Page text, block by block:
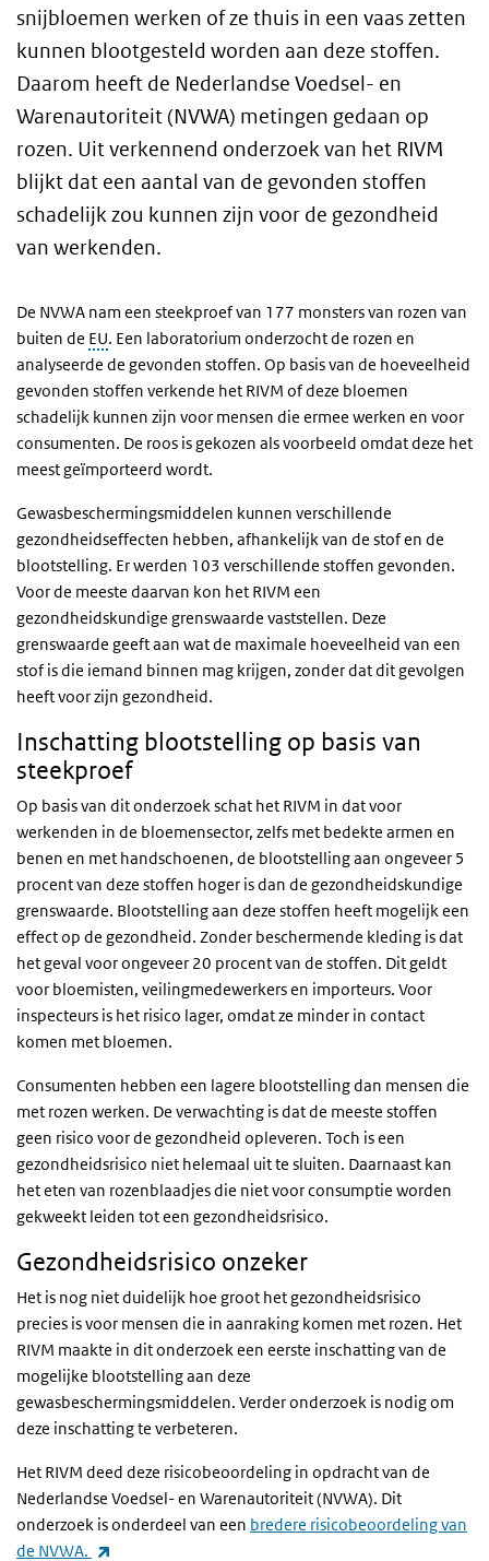
snijbloemen werken of ze thuis in een vaas zetten
kunnen blootgesteld worden aan deze stoffen.
Daarom heeft de Nederlandse Voedsel- en
Warenautoriteit (NVWA) metingen gedaan op
rozen. Uit verkennend onderzoek van het RIVM
blijkt dat een aantal van de gevonden stoffen
schadelijk zou kunnen zijn voor de gezondheid
van werkenden.
De NVWA nam een steekproef van 177 monsters van rozen van
buiten de EU. Een laboratorium onderzocht de rozen en
analyseerde de gevonden stoffen. Op basis van de hoeveelheid
gevonden stoffen verkende het RIVM of deze bloemen
schadelijk kunnen zijn voor mensen die ermee werken en voor
consumenten. De roos is gekozen als voorbeeld omdat deze het
meest geïmporteerd wordt.
Gewasbeschermingsmiddelen kunnen verschillende
gezondheidseffecten hebben, afhankelijk van de stof en de
blootstelling. Er werden 103 verschillende stoffen gevonden.
Voor de meeste daarvan kon het RIVM een
gezondheidskundige grenswaarde vaststellen. Deze
grenswaarde geeft aan wat de maximale hoeveelheid van een
stof is die iemand binnen mag krijgen, zonder dat dit gevolgen
heeft voor zijn gezondheid.
Inschatting blootstelling op basis van
steekproef
Op basis van dit onderzoek schat het RIVM in dat voor
werkenden in de bloemensector, zelfs met bedekte armen en
benen en met handschoenen, de blootstelling aan ongeveer 5
procent van deze stoffen hoger is dan de gezondheidskundige
grenswaarde. Blootstelling aan deze stoffen heeft mogelijk een
effect op de gezondheid. Zonder beschermende kleding is dat
het geval voor ongeveer 20 procent van de stoffen. Dit geldt
voor bloemisten, veilingmedewerkers en importeurs. Voor
inspecteurs is het risico lager, omdat ze minder in contact
komen met bloemen.
Consumenten hebben een lagere blootstelling dan mensen die
met rozen werken. De verwachting is dat de meeste stoffen
geen risico voor de gezondheid opleveren. Toch is een
gezondheidsrisico niet helemaal uit te sluiten. Daarnaast kan
het eten van rozenblaadjes die niet voor consumptie worden
gekweekt leiden tot een gezondheidsrisico.
Gezondheidsrisico onzeker
Het is nog niet duidelijk hoe groot het gezondheidsrisico
precies is voor mensen die in aanraking komen met rozen. Het
RIVM maakte in dit onderzoek een eerste inschatting van de
mogelijke blootstelling aan deze
gewasbeschermingsmiddelen. Verder onderzoek is nodig om
deze inschatting te verbeteren.
Het RIVM deed deze risicobeoordeling in opdracht van de
Nederlandse Voedsel- en Warenautoriteit (NVWA). Dit
onderzoek is onderdeel van een bredere risicobeoordeling van
de NVWA.